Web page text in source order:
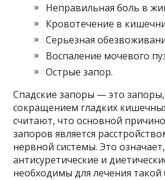
Неправильная боль в
Кровотечение в
Серьезная
Воспаление мочевого
Острые запор.
Спадские запоры — это
сокращением гладких
считают, что основной
запоров является
нервной системы. Это
антисуретические и
необходимы для лечения такой